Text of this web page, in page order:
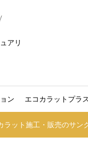
アリ
ン エコカラットプラス
ラット施工・販売のサン